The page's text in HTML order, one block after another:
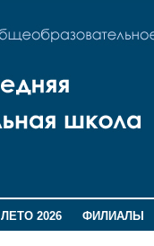
ЛЕТО 2026
ФИЛИАЛЫ